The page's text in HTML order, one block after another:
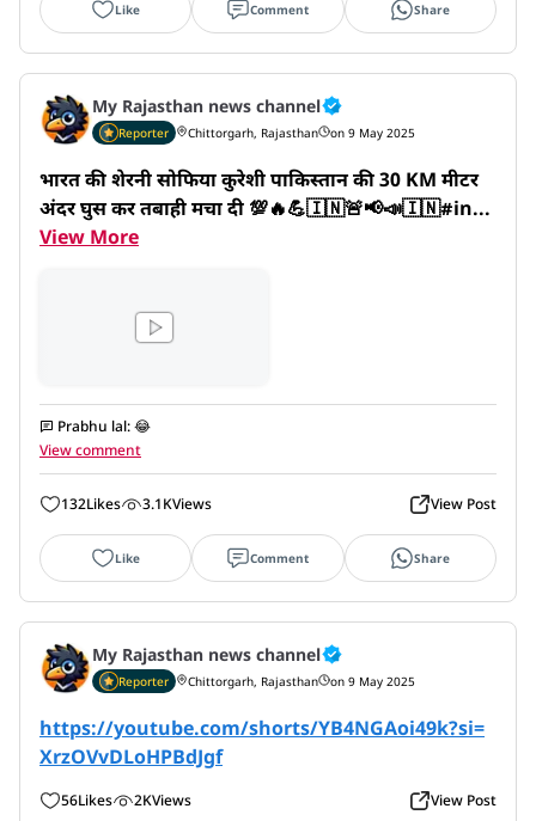
Like Comment Share
My Rajasthan news channel
Reporter Chittorgarh, Rajasthan on 9 May 2025
भारत की शेरनी सोफिया कुरेशी पाकिस्तान की 30 KM मीटर
अंदर घुस कर तबाही मचा दी 💯🔥💪🇮🇳🚨📢📣🇮🇳#in...
View More
Prabhu lal:😂
View comment
132Likes 3.1KViews View Post
Like Comment Share
My Rajasthan news channel
Reporter Chittorgarh, Rajasthan on 9 May 2025
https://youtube.com/shorts/YB4NGAoi49k?si=
XrzOVvDLoHPBdJgf
56Likes 2KViews View Post